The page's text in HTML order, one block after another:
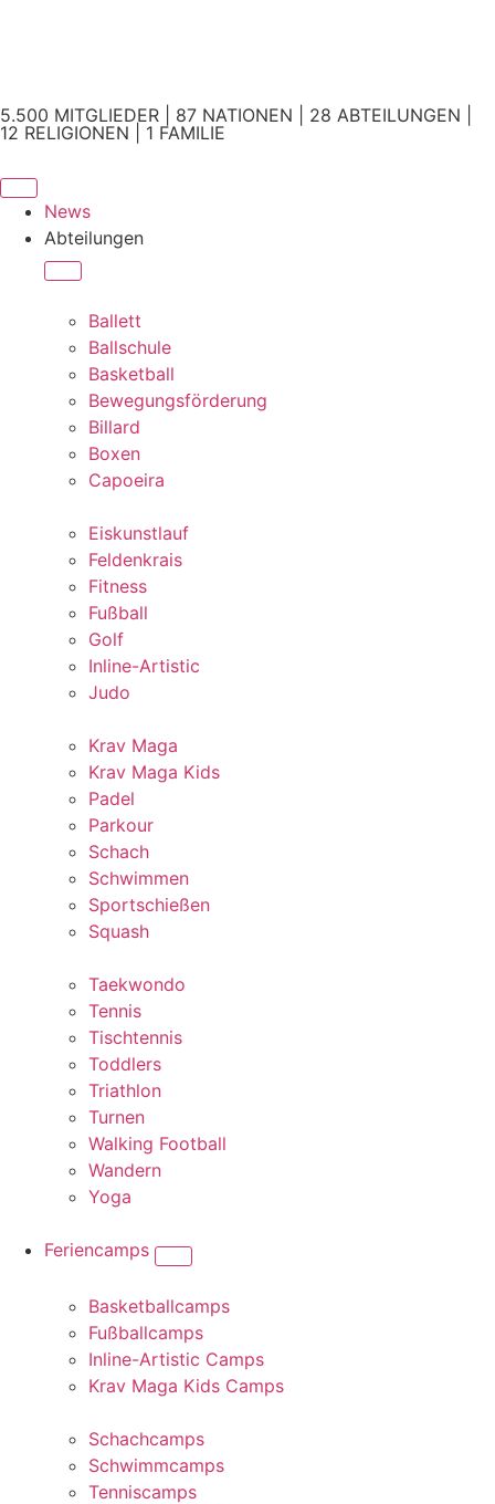
5.500 MITGLIEDER | 87 NATIONEN | 28 ABTEILUNGEN |
12 RELIGIONEN | 1 FAMILIE
News
Abteilungen
Ballett
Ballschule
Basketball
Bewegungsförderung
Billard
Boxen
Capoeira
Eiskunstlauf
Feldenkrais
Fitness
Fußball
Golf
Inline-Artistic
Judo
Krav Maga
Krav Maga Kids
Padel
Parkour
Schach
Schwimmen
Sportschießen
Squash
Taekwondo
Tennis
Tischtennis
Toddlers
Triathlon
Turnen
Walking Football
Wandern
Yoga
Feriencamps
Basketballcamps
Fußballcamps
Inline-Artistic Camps
Krav Maga Kids Camps
Schachcamps
Schwimmcamps
Tenniscamps